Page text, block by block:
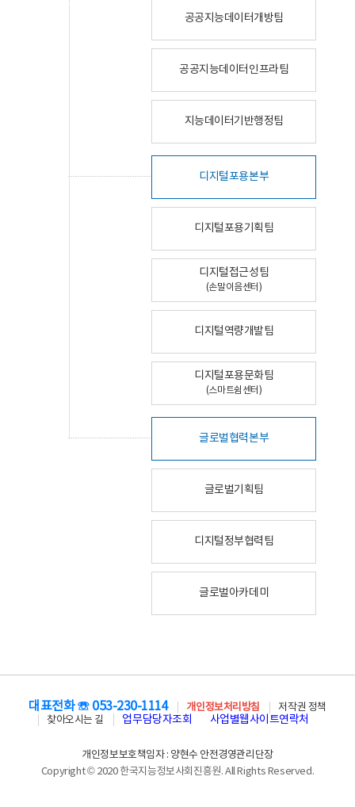
공공지능데이터개방팀
공공지능데이터인프라팀
지능데이터기반행정팀
디지털포용본부
디지털포용기획팀
디지털접근성팀
(손말이음센터)
디지털역량개발팀
디지털포용문화팀
(스마트쉼센터)
글로벌협력본부
글로벌기획팀
디지털정부협력팀
글로벌아카데미
대표전화 ☏ 053-230-1114 개인정보처리방침
저작권 정책
찾아오시는 길
업무담당자조회 사업별웹사이트연락처
개인정보보호책임자 : 양현수 안전경영관리단장
Copyright © 2020 한국지능정보사회진흥원. All Rights Reserved.